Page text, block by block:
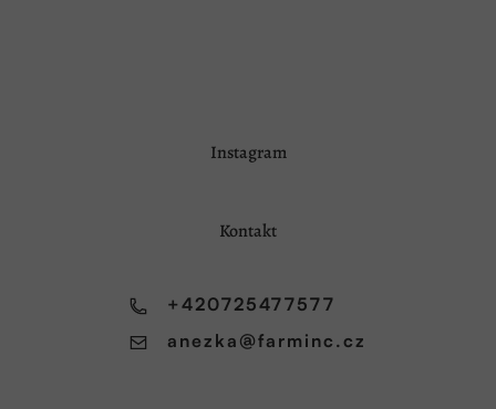
Instagram
Kontakt
anezka @farminc.cz
+420725477577